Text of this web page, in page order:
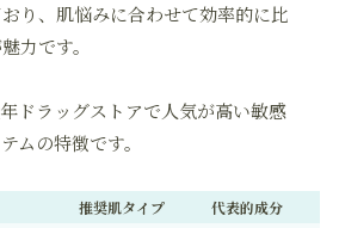
り、肌悩みに合わせて効率的に比
力です。
ドラッグストアで人気が高い敏感
ムの特徴です。
推奨肌タイプ 代表的成分